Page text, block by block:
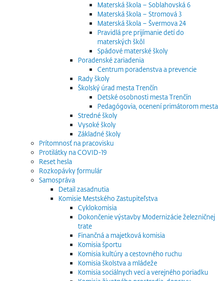
Materská škola – Soblahovská 6
Materská škola – Stromová 3
Materská škola – Švermova 24
Pravidlá pre prijímanie detí do
materských škôl
Spádové materské školy
Poradenské zariadenia
Centrum poradenstva a prevencie
Rady školy
Školský úrad mesta Trenčín
Detské osobnosti mesta Trenčín
Pedagógovia, ocenení primátorom mesta
Stredné školy
Vysoké školy
Základné školy
Prítomnosť na pracovisku
Protilátky na COVID-19
Reset hesla
Rozkopávky formulár
Samospráva
Detail zasadnutia
Komisie Mestského Zastupiteľstva
Cyklokomisia
Dokončenie výstavby Modernizácie železničnej
trate
Finančná a majetková komisia
Komisia športu
Komisia kultúry a cestovného ruchu
Komisia školstva a mládeže
Komisia sociálnych vecí a verejného poriadku